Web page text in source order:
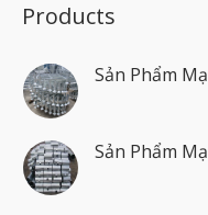
Products
Sản Phẩm Mạ
Sản Phẩm Mạ